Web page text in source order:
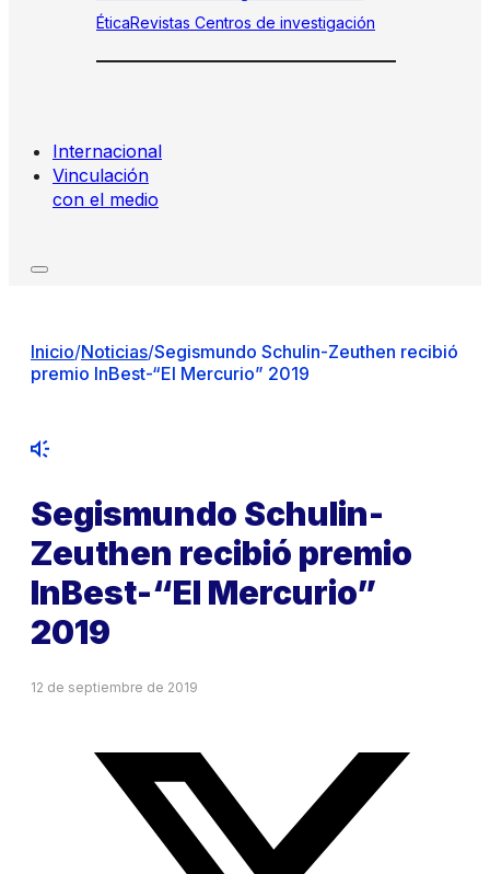
ÉticaRevistas Centros de investigación
Internacional
Vinculación
con el medio
Inicio/Noticias/Segismundo Schulin-Zeuthen recibió
premio InBest-“El Mercurio” 2019
Segismundo Schulin-
Zeuthen recibió premio
InBest-“El Mercurio”
2019
12 de septiembre de 2019